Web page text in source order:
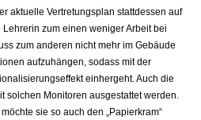
aktuelle Vertretungsplan stattdessen auf
zum einen weniger Arbeit bei
zum anderen nicht mehr im Gebäude
aufzuhängen, sodass mit der
einhergeht. Auch die
solchen Monitoren ausgestattet werden.
sie so auch den „Papierkram“